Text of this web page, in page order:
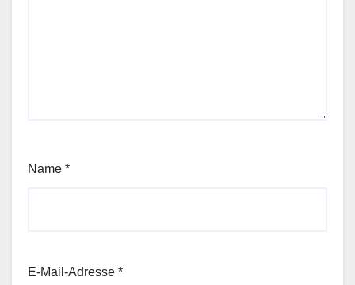
Name *
E-Mail-Adresse *